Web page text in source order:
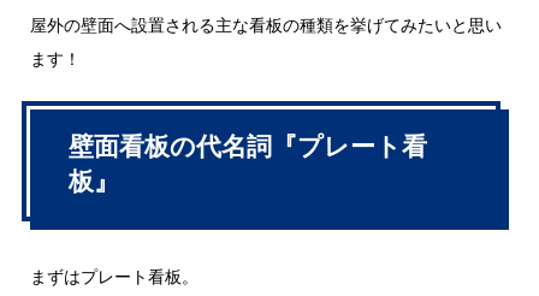
屋外の壁面へ設置される主な看板の種類を挙げてみたいと思い
ます！
壁面看板の代名詞『プレート看
板』
まずはプレート看板。